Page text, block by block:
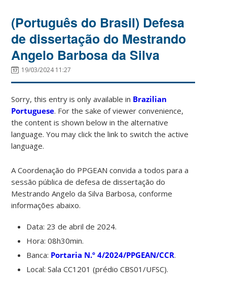
(Português do Brasil) Defesa
de dissertação do Mestrando
Angelo Barbosa da Silva
19/03/2024 11:27
Sorry, this entry is only available in Brazilian
Portuguese. For the sake of viewer convenience,
the content is shown below in the alternative
language. You may click the link to switch the active
language.
A Coordenação do PPGEAN convida a todos para a
sessão pública de defesa de dissertação do
Mestrando Angelo da Silva Barbosa, conforme
informações abaixo.
Data: 23 de abril de 2024.
Hora: 08h30min.
Banca: Portaria N.º 4/2024/PPGEAN/CCR.
Local: Sala CC1201 (prédio CBS01/UFSC).